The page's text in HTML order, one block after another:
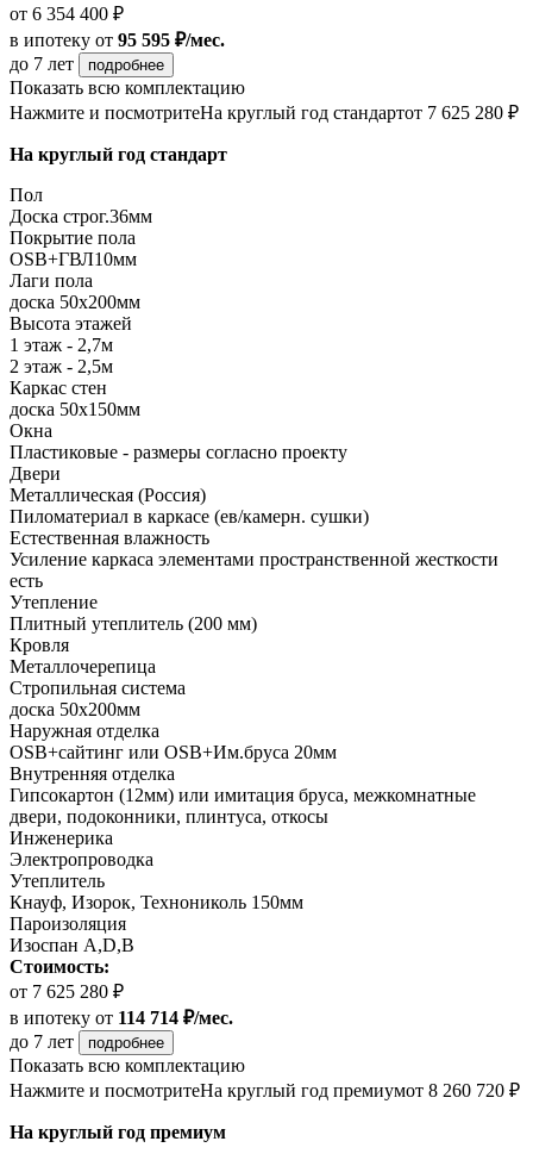
от 6 354 400 ₽
в ипотеку от 95 595 ₽/мес.
до 7 лет
подробнее
Показать всю комплектацию
Нажмите и посмотритеНа круглый год стандартот 7 625 280 ₽
На круглый год стандарт
Пол
Доска строг.36мм
Покрытие пола
ОSB+ГВЛ10мм
Лаги пола
доска 50х200мм
Высота этажей
1 этаж - 2,7м
2 этаж - 2,5м
Каркас стен
доска 50х150мм
Окна
Пластиковые - размеры согласно проекту
Двери
Металлическая (Россия)
Пиломатериал в каркасе (ев/камерн. сушки)
Естественная влажность
Усиление каркаса элементами пространственной жесткости
есть
Утепление
Плитный утеплитель (200 мм)
Кровля
Металлочерепица
Стропильная система
доска 50х200мм
Наружная отделка
OSB+сайтинг или OSB+Им.бруса 20мм
Внутренняя отделка
Гипсокартон (12мм) или имитация бруса, межкомнатные
двери, подоконники, плинтуса, откосы
Инженерика
Электропроводка
Утеплитель
Кнауф, Изорок, Технониколь 150мм
Пароизоляция
Изоспан A,D,B
Стоимость:
от 7 625 280 ₽
в ипотеку от 114 714 ₽/мес.
до 7 лет
подробнее
Показать всю комплектацию
Нажмите и посмотритеНа круглый год премиумот 8 260 720 ₽
На круглый год премиум